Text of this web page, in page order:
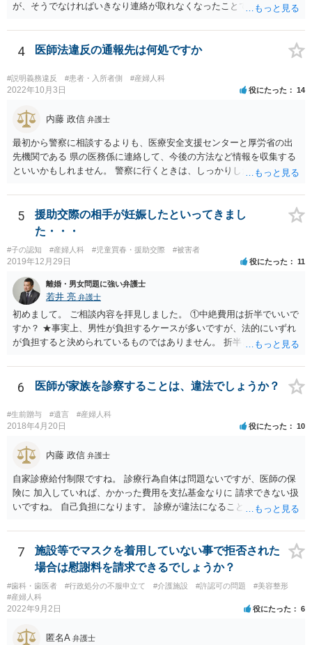
が、そうでなければいきなり連絡が取れなくなったことで不信感もあ
してはいかがでしょうか。 代理人となる場合ですが、事務所ごとにま
ちまちです。 弊所の場合、交渉をお受けするとなると20万円くらいが
4 医師法違反の通報先は何処ですか
#説明義務違反 #患者・入所者側 #産婦人科
2022年10月3日 役にたった 14
内藤 政信 弁護士
最初から警察に相談するよりも、医療安全支援センターと厚労省の出
先機関である 県の医務係に連絡して、今後の方法など情報を収集する
といいかもしれません。 警察に行くときは、しっかりした被害届ある
5
援助交際の相手が妊娠したといってきまし
た・・・
#子の認知 #産婦人科 #児童買春・援助交際 #被害者
2019年12月29日 役にたった 11
離婚・男女問題に強い弁護士
若井 亮 弁護士
初めまして。 ご相談内容を拝見しました。 ①中絶費用は折半でいいで
すか？ ★事実上、男性が負担するケースが多いですが、法的にいずれ
が負担すると決められているものではありません。 折半という考え方
否するそぶりもなかったので合意の上となるのか？ ★性行為について
の合意があることは特に問題にならないでしょう ③DNA鑑定をして事
であると主張するのであれば、DNA鑑定をするのも一つの選択肢にな
るかと思います ④慰謝料請求されるのか ★慰謝料請求の根拠はないで
け入れていると言えます。 当方行為が不法行為などに該当することは
理人を立てて、事実確認のほか対応の全てを任せてしまうというやり
方もあります。 妊娠をしたという話をベースにしたトラブルも多くあ
るところなので、もし相手方が脅し含みで請求をしてくるようであれ
6 医師が家族を診察することは、違法でしょうか？
#生前贈与 #遺言 #産婦人科
2018年4月20日 役にたった 10
内藤 政信 弁護士
自家診療給付制限ですね。 診療行為自体は問題ないですが、医師の保
険に 加入していれば、かかった費用を支払基金なりに 請求できない扱
いですね。 自己負担になります。 診療が違法になることはないです
7
施設等でマスクを着用していない事で拒否された
場合は慰謝料を請求できるでしょうか？
#歯科・歯医者 #行政処分の不服申立て #介護施設 #許認可の問題
#美容整形
#産婦人科
2022年9月2日 役にたった 6
匿名A 弁護士